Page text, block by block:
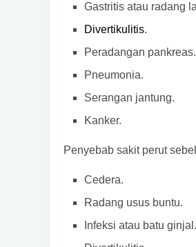
Gastritis atau radang
Divertikulitis.
Peradangan pankreas.
Pneumonia.
Serangan jantung.
Kanker.
Penyebab sakit perut
Cedera.
Radang usus buntu.
Infeksi atau batu ginjal.